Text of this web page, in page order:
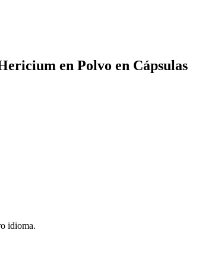
en Polvo en Cápsulas
idioma.